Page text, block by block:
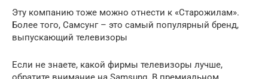
Эту компанию тоже можно отнести к «Старожилам».
Более того, Самсунг – это самый популярный бренд,
выпускающий телевизоры
Если не знаете, какой фирмы телевизоры лучше,